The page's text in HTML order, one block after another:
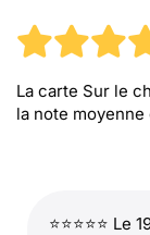
La carte Sur le
la note moyenne
⭐⭐⭐⭐⭐